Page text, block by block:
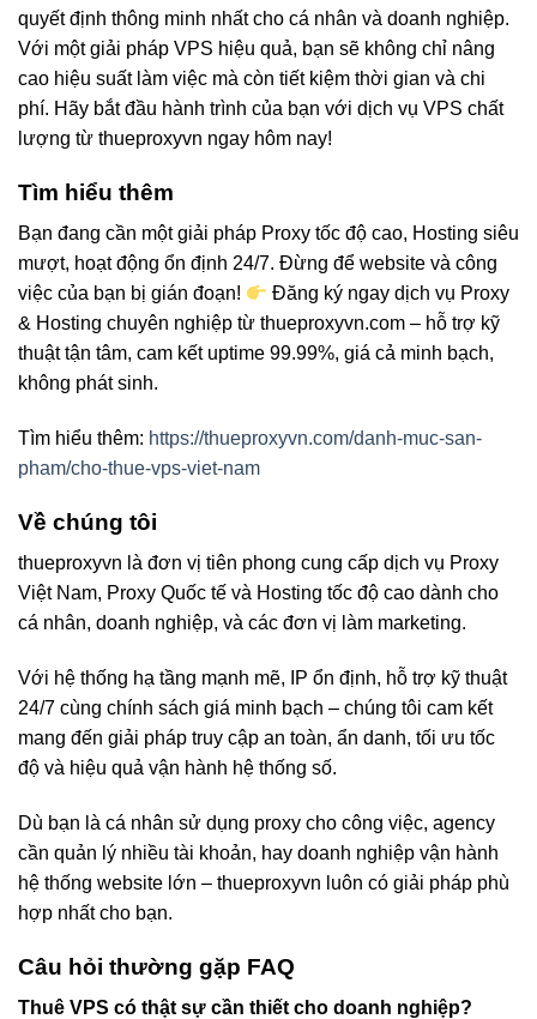
quyết định thông minh nhất cho cá nhân và doanh nghiệp.
Với một giải pháp VPS hiệu quả, bạn sẽ không chỉ nâng
cao hiệu suất làm việc mà còn tiết kiệm thời gian và chi
phí. Hãy bắt đầu hành trình của bạn với dịch vụ VPS chất
lượng từ thueproxyvn ngay hôm nay!
Tìm hiểu thêm
Bạn đang cần một giải pháp Proxy tốc độ cao, Hosting siêu
mượt, hoạt động ổn định 24/7. Đừng để website và công
việc của bạn bị gián đoạn!
Đăng ký ngay dịch vụ Proxy
& Hosting chuyên nghiệp từ thueproxyvn.com – hỗ trợ kỹ
thuật tận tâm, cam kết uptime 99.99%, giá cả minh bạch,
không phát sinh.
Tìm hiểu thêm: https://thueproxyvn.com/danh-muc-san-
pham/cho-thue-vps-viet-nam
Về chúng tôi
thueproxyvn là đơn vị tiên phong cung cấp dịch vụ Proxy
Việt Nam, Proxy Quốc tế và Hosting tốc độ cao dành cho
cá nhân, doanh nghiệp, và các đơn vị làm marketing.
Với hệ thống hạ tầng mạnh mẽ, IP ổn định, hỗ trợ kỹ thuật
24/7 cùng chính sách giá minh bạch – chúng tôi cam kết
mang đến giải pháp truy cập an toàn, ẩn danh, tối ưu tốc
độ và hiệu quả vận hành hệ thống số.
Dù bạn là cá nhân sử dụng proxy cho công việc, agency
cần quản lý nhiều tài khoản, hay doanh nghiệp vận hành
hệ thống website lớn – thueproxyvn luôn có giải pháp phù
hợp nhất cho bạn.
Câu hỏi thường gặp FAQ
Thuê VPS có thật sự cần thiết cho doanh nghiệp?